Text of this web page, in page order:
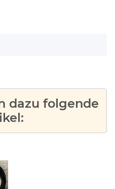
dazu folgende